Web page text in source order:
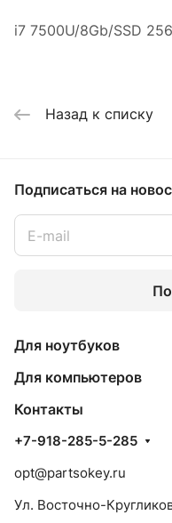
i7 7500U/8Gb/SSD
Назад к списку
Подписаться на
Для ноутбуков
Для компьютеров
Контакты
+7-918-285-5-285
opt@partsokey.ru
Ул. Восточно-